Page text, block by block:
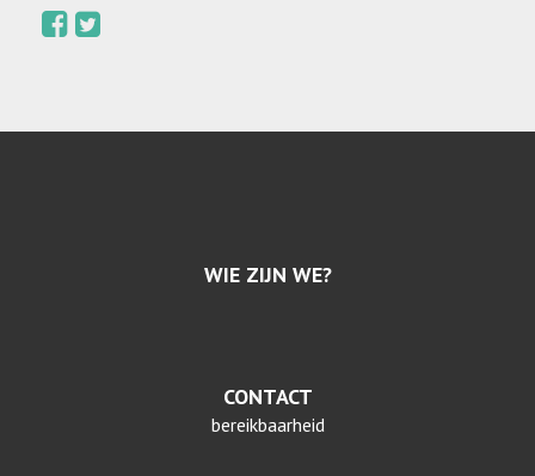
WIE ZIJN WE?
CONTACT
bereikbaarheid